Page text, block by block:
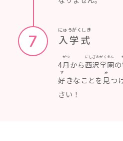
7 入学式
にゅうがくしき
4月
がつ
から西沢
にしざわ
学園
がくえん
の
好
す
きなことを見
み
つ
さい！